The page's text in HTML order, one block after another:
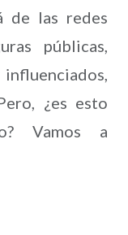
de las redes
públicas,
¿es esto
Vamos a